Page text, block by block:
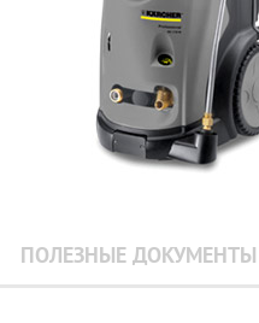
ПОЛЕЗНЫЕ ДОКУМЕНТЫ